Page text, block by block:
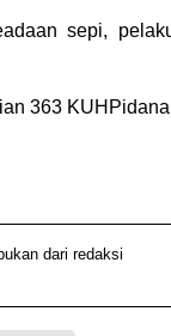
sepi,
363
dari redaksi